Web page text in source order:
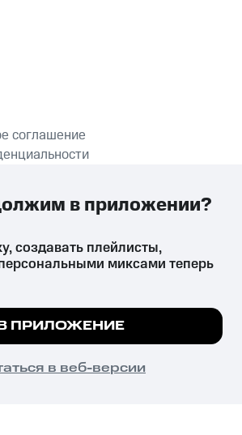
ПРИЛОЖЕНИЕ
соглашение
их аналогов причиняет вред здоровью,
запрещён и влечёт установленную
куки, чтобы на сайте все
ПОНЯТНО
создавать плейлисты,
миксами теперь
ПРИЛОЖЕНИЕ
в веб-версии